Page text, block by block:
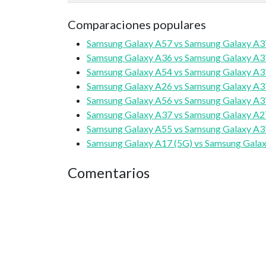
Comparaciones populares
Samsung Galaxy A57 vs Samsung Galaxy
Samsung Galaxy A36 vs Samsung Galaxy
Samsung Galaxy A54 vs Samsung Galaxy
Samsung Galaxy A26 vs Samsung Galaxy
Samsung Galaxy A56 vs Samsung Galaxy
Samsung Galaxy A37 vs Samsung Galaxy
Samsung Galaxy A55 vs Samsung Galaxy
Samsung Galaxy A17 (5G) vs Samsung
Comentarios